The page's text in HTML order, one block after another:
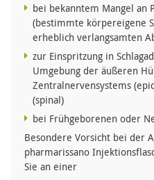
bei bekanntem Mangel an
(bestimmte körpereigene
erheblich verlangsamten
zur Einspritzung in
Umgebung der äußeren
Zentralnervensystems
(spinal)
bei Frühgeborenen oder
Besondere Vorsicht bei der
pharmarissano
Sie an einer